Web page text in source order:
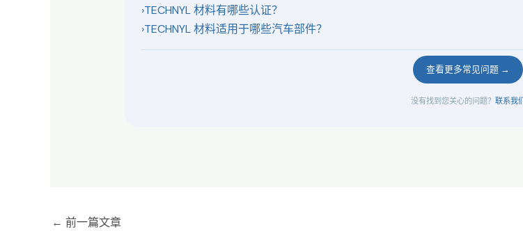
›TECHNYL 材料有哪些认证？
›TECHNYL 材料适用于哪些汽车部件？
查看更多常见问题 →
没有找到您关心的问题？ 联系我们
← 前一篇文章